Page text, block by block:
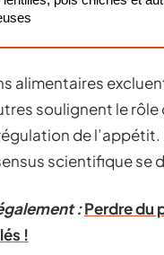
alimentaires
soulignent le
de
scientifique se
:Perdre du
!